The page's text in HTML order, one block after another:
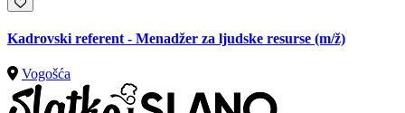
Kadrovski referent - Menadžer za ljudske resurse (m/ž)
Vogošća